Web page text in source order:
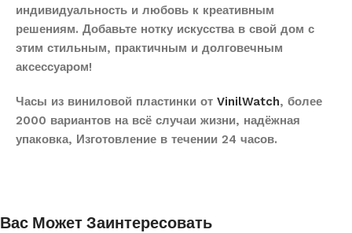
индивидуальность и любовь к креативным
решениям. Добавьте нотку искусства в свой дом с
этим стильным, практичным и долговечным
аксессуаром!
Часы из виниловой пластинки от VinilWatch, более
2000 вариантов на всё случаи жизни, надёжная
упаковка, Изготовление в течении 24 часов.
Вас Может Заинтересовать